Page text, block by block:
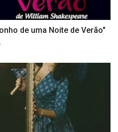
de uma Noite de Verão"